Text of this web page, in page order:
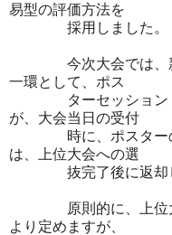
易型の評価方法を
採用しました。
今次大会では、新
一環として、ポス
ターセッション（
が、大会当日の受付
時に、ポスターの
は、上位大会への選
抜完了後に返却し
原則的に、上位大
より定めますが、